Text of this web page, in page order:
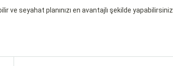
ve seyahat planınızı en avantajlı şekilde yapabilirsiniz.